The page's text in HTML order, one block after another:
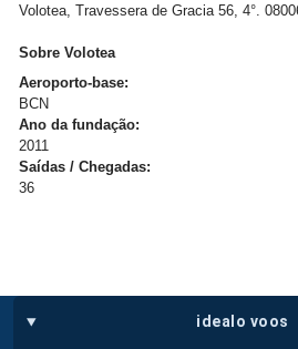
Volotea, Travessera de Gracia 56, 4°.
Sobre Volotea
Aeroporto-base:
BCN
Ano da fundação:
2011
Saídas / Chegadas:
36
idealo voos